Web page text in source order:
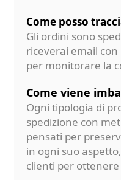
Come posso
Gli ordini sono
riceverai email
per monitorare la
Come viene
Ogni tipologia di
spedizione con
pensati per
in ogni suo
clienti per